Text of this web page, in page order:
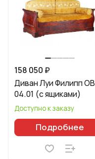
158 050 ₽
Диван Луи Филипп ОВ
04.01 (с ящиками)
Доступно к заказу
Подробнее